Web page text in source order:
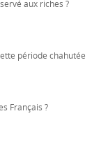
aux riches ?
période chahutée
Français ?